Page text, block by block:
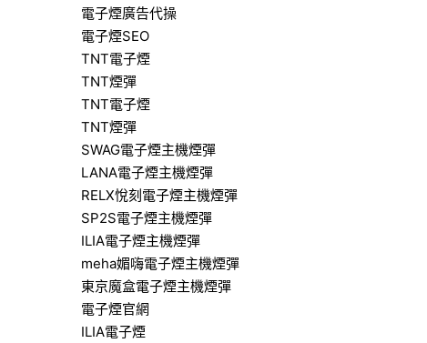
電子煙廣告代操
電子煙SEO
TNT電子煙
TNT煙彈
TNT電子煙
TNT煙彈
SWAG電子煙主機煙彈
LANA電子煙主機煙彈
RELX悅刻電子煙主機煙彈
SP2S電子煙主機煙彈
ILIA電子煙主機煙彈
meha媚嗨電子煙主機煙彈
東京魔盒電子煙主機煙彈
電子煙官網
ILIA電子煙